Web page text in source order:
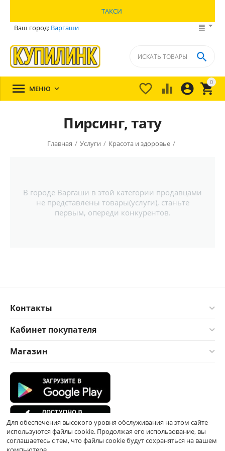
ТАКСИ
Ваш город: Варгаши
0


 

 МЕНЮ 
Пирсинг, тату
Главная / Услуги / Красота и здоровье /
В городе Варгаши в этой категории продавцами
не представлены товары(услуги), станьте
первым, опереди конкурентов.
Контакты
Кабинет покупателя
Магазин
Для обеспечения высокого уровня обслуживания на этом сайте
используются файлы cookie. Продолжая его использование, вы
соглашаетесь с тем, что файлы cookie будут сохраняться на вашем